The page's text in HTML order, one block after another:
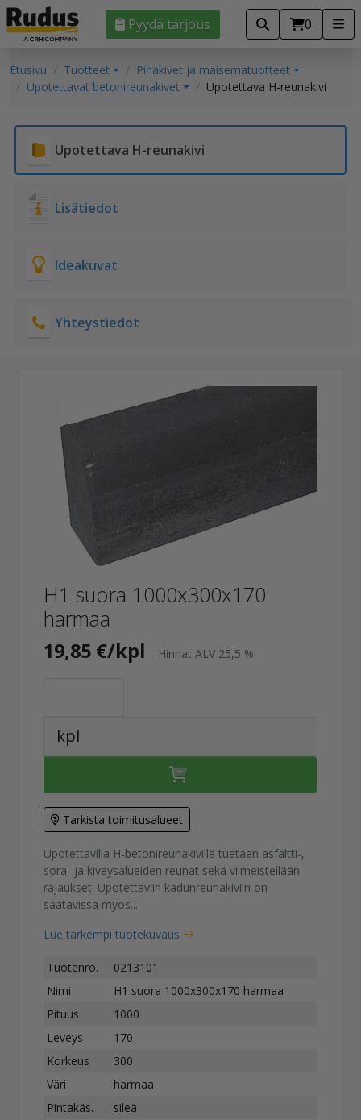
Pyydä tarjous 0
Etusivu Tuotteet
Pihakivet ja maisematuotteet
Upotettavat betonireunakivet
Upotettava H-reunakivi
Upotettava H-reunakivi
Lisätiedot
Ideakuvat
Yhteystiedot
H1 suora 1000x300x170
harmaa
19,85 €/kpl Hinnat ALV 25,5 %
kpl
Tarkista toimitusalueet
Upotettavilla H-betonireunakivillä tuetaan asfaltti-,
sora- ja kiveysalueiden reunat sekä viimeistellään
rajaukset. Upotettaviin kadunreunakiviin on
saatavissa myös...
Lue tarkempi tuotekuvaus
Tuotenro.
0213101
Nimi
H1 suora 1000x300x170 harmaa
Pituus
1000
Leveys
170
Korkeus
300
Väri
harmaa
Pintakäs.
sileä